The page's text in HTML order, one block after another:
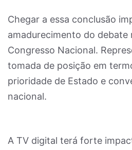
Chegar a essa conclusão
amadurecimento do debate
Congresso Nacional.
tomada de posição em
prioridade de Estado e
nacional.
A TV digital terá forte